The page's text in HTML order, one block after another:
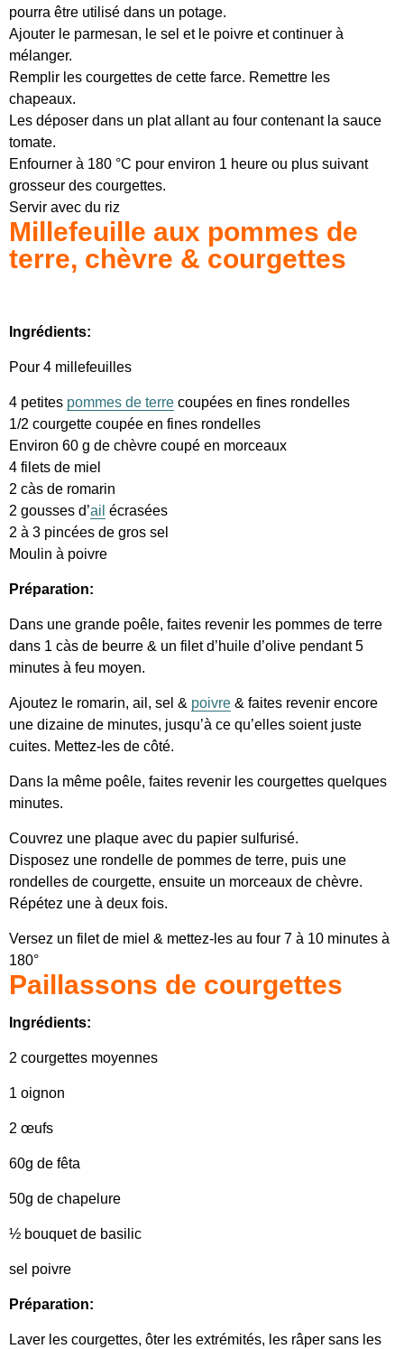
pourra être utilisé dans un potage.
Ajouter le parmesan, le sel et le poivre et continuer à
mélanger.
Remplir les courgettes de cette farce. Remettre les
chapeaux.
Les déposer dans un plat allant au four contenant la sauce
tomate.
Enfourner à 180 °C pour environ 1 heure ou plus suivant
grosseur des courgettes.
Servir avec du riz
Millefeuille aux pommes de
terre, chèvre & courgettes
Ingrédients:
Pour 4 millefeuilles
4 petites pommes de terre coupées en fines rondelles
1/2 courgette coupée en fines rondelles
Environ 60 g de chèvre coupé en morceaux
4 filets de miel
2 càs de romarin
2 gousses d’ail écrasées
2 à 3 pincées de gros sel
Moulin à poivre
Préparation:
Dans une grande poêle, faites revenir les pommes de terre
dans 1 càs de beurre & un filet d’huile d’olive pendant 5
minutes à feu moyen.
Ajoutez le romarin, ail, sel & poivre & faites revenir encore
une dizaine de minutes, jusqu’à ce qu’elles soient juste
cuites. Mettez-les de côté.
Dans la même poêle, faites revenir les courgettes quelques
minutes.
Couvrez une plaque avec du papier sulfurisé.
Disposez une rondelle de pommes de terre, puis une
rondelles de courgette, ensuite un morceaux de chèvre.
Répétez une à deux fois.
Versez un filet de miel & mettez-les au four 7 à 10 minutes à
180°
Paillassons de courgettes
Ingrédients:
2 courgettes moyennes
1 oignon
2 œufs
60g de fêta
50g de chapelure
½ bouquet de basilic
sel poivre
Préparation:
Laver les courgettes, ôter les extrémités, les râper sans les